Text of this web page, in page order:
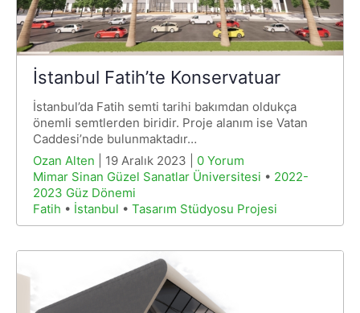
İstanbul Fatih’te Konservatuar
İstanbul’da Fatih semti tarihi bakımdan oldukça
önemli semtlerden biridir. Proje alanım ise Vatan
Caddesi’nde bulunmaktadır…
Ozan Alten | 19 Aralık 2023 | 0 Yorum
Mimar Sinan Güzel Sanatlar Üniversitesi • 2022-
2023 Güz Dönemi
Fatih • İstanbul • Tasarım Stüdyosu Projesi